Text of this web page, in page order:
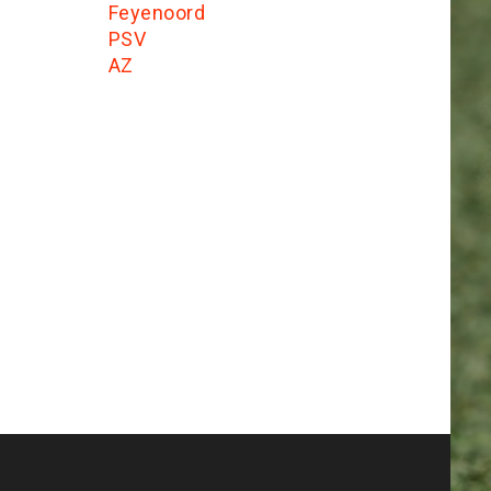
Feyenoord
PSV
AZ